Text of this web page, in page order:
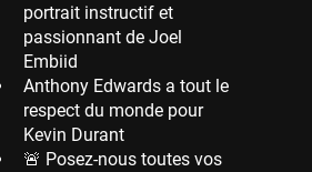
Miami Heat
63 sessions
Los Angeles Clippers
61 sessions
Indiana Pacers
53 sessions
portrait instructif et
passionnant de Joel
Embiid
Anthony Edwards a tout le
respect du monde pour
Kevin Durant
🚨 Posez-nous toutes vos